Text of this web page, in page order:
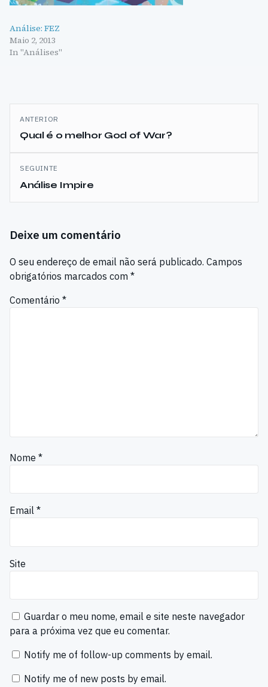
Análise: FEZ
Maio 2, 2013
In "Análises"
Navegação
de
artigos
ANTERIOR
Qual é o melhor God of War?
SEGUINTE
Análise Impire
Deixe um comentário
O seu endereço de email não será publicado. Campos
obrigatórios marcados com *
Comentário *
Nome *
Email *
Site
Guardar o meu nome, email e site neste navegador
para a próxima vez que eu comentar.
Notify me of follow-up comments by email.
Notify me of new posts by email.